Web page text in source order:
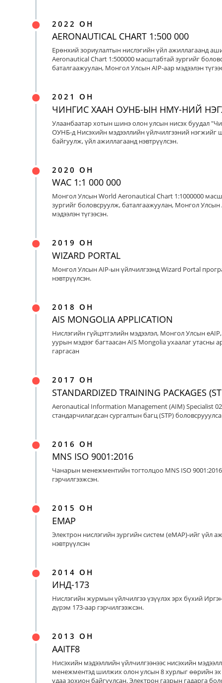
2022 ОН
AERONAUTICAL CHART 1:500 000
Ерөнхий зориулалтын нислэгийн үйл ажиллагаанд
Aeronautical Chart 1:500000 масштабтай зургийг
баталгаажуулан, Монгол Улсын AIP-аар мэдээлэн
2021 ОН
ЧИНГИС ХААН ОУНБ-ЫН НМҮ-НИЙ
Улаанбаатар хотын шинэ олон улсын нисэх буудал
ОУНБ-д Нисэхийн мэдээллийн үйлчилгээний нэгжийг
байгуулж, үйл ажиллагаанд нэвтрүүлсэн.
2020 ОН
WAC 1:1 000 000
Монгол Улсын World Aeronautical Chart 1:1000000
зургийг боловсруулж, баталгаажуулан, Монгол Улсын
мэдээлэн түгээсэн.
2019 ОН
WIZARD PORTAL
Монгол Улсын AIP-ын үйлчилгээнд Wizard Portal
нэвтрүүлсэн.
2018 ОН
AIS MONGOLIA APPLICATION
Нислэгийн гүйцэтгэлийн мэдээлэл, Монгол Улсын
уурын мэдээг багтаасан AIS Mongolia ухаалаг утасны
гаргасан
2017 ОН
STANDARDIZED TRAINING PACKAGES
Aeronautical Information Management (AIM) Specialist
стандарчилагдсан сургалтын багц (STP)
2016 ОН
MNS ISO 9001:2016
Чанарын менежментийн тогтолцоо MNS ISO
гэрчилгээжсэн.
2015 ОН
EMAP
Электрон нислэгийн зургийн систем (eMAP)-ийг үйл
нэвтрүүлсэн
2014 ОН
ИНД-173
Нислэгийн журмын үйлчилгээ үзүүлэх эрх бүхий
дүрэм 173-аар гэрчилгээжсэн.
2013 ОН
AAITF8
Нисэхийн мэдээллийн үйлчилгээнээс нисэхийн
менежментэд шилжих олон улсын 8 хурлыг өөрийн
удаа зохион байгуулсан. Электрон газрын гадарга